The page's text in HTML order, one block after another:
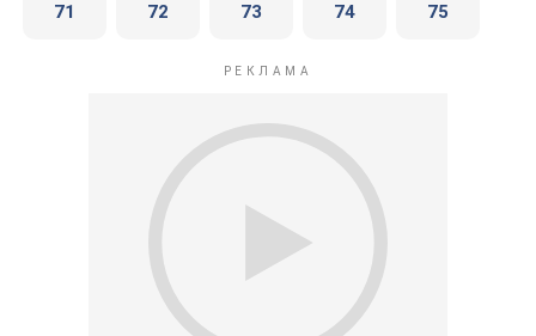
71 72 73 74 75